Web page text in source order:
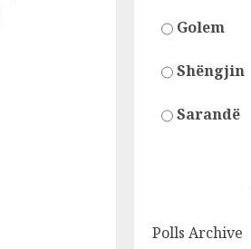
Golem
Shëngjin
Sarandë
Polls Archive